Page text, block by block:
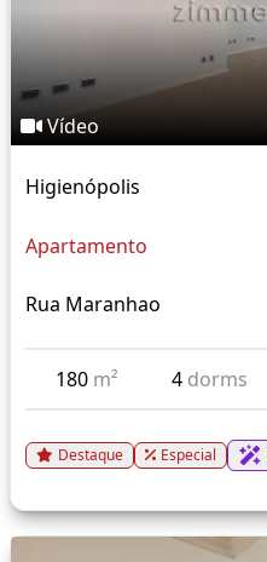
Vídeo
Higienópolis
Apartamento
Rua Maranhao
180 m² 4 dorms
Destaque Especial